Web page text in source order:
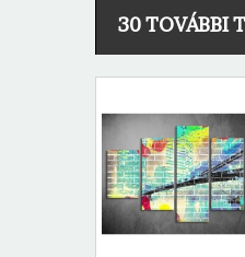
30 TOVÁBBI